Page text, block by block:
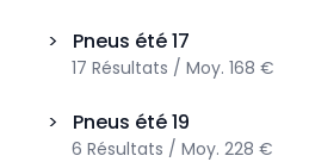
> Pneus été17
17 Résultats / Moy. 168 €
> Pneus été19
6 Résultats / Moy. 228 €